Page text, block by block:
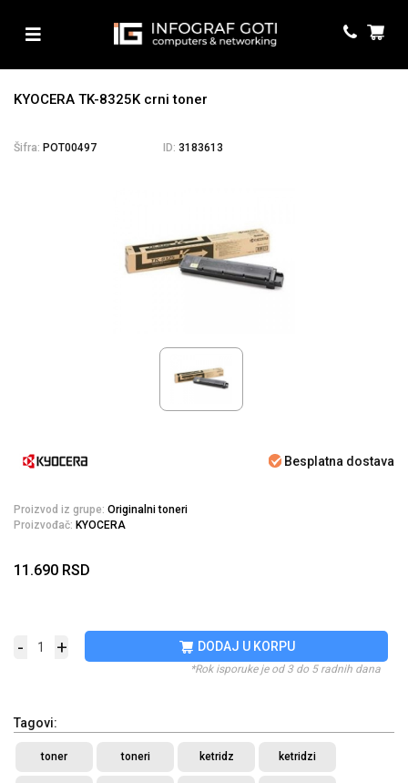
KYOCERA TK-8325K crni toner
Šifra: POT00497 ID: 3183613
Besplatna dostava
Proizvod iz grupe: Originalni toneri
Proizvođač: KYOCERA
11.690 RSD
- + DODAJ U KORPU
*Rok isporuke je od 3 do 5 radnih dana
Tagovi:
toner toneri ketridz ketridzi